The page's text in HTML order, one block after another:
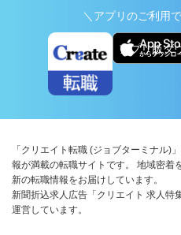
＼アプリのご利用
アプリ版ダ
「クリエイト転職 (ジョブターミナル)
報が満載の転職サイトです。 地域密着
新の転職情報をお届けしています。
新聞折込求人広告「クリエイト 求人特
運営しています。